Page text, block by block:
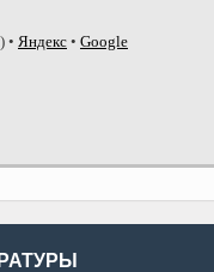
• Яндекс • Google